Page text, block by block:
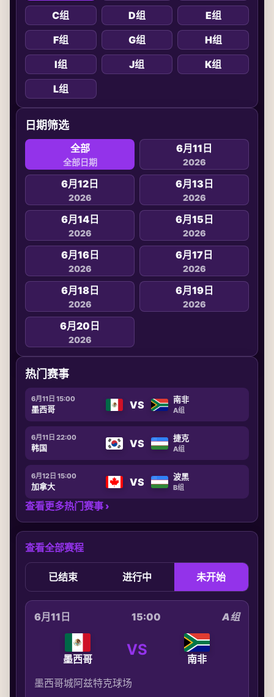
C组
D组
E组
F组
G组
H组
I组
J组
K组
L组
日期筛选
全部
全部日期
6月11日
2026
6月12日
2026
6月13日
2026
6月14日
2026
6月15日
2026
6月16日
2026
6月17日
2026
6月18日
2026
6月19日
2026
6月20日
2026
热门赛事
6月11日 15:00
墨西哥 VS 南非
A组
6月11日 22:00
韩国 VS 捷克
A组
6月12日 15:00
加拿大 VS 波黑
B组
查看更多热门赛事 ›
查看全部赛程
已结束 进行中 未开始
6月11日 15:00 A组
墨西哥
VS
南非
墨西哥城阿兹特克球场